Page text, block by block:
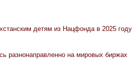
детям из Нацфонда в 2025 году
разнонаправленно на мировых биржах